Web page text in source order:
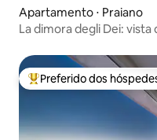
Apartamento ⋅ Praiano
La dimora degli Dei:
Entre os melhores
Preferido dos